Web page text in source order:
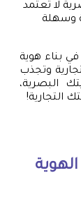
لا تعتمد
وسهلة
بناء هوية
وتجذب
البصرية،
التجارية!